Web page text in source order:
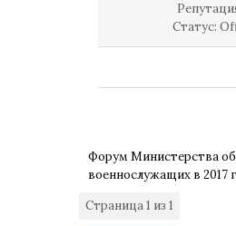
Статус:
Форум Министерства
военнослужащих в 2017
Страница1 из 1